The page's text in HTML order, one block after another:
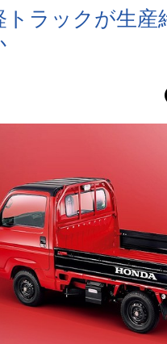
ラックが生産